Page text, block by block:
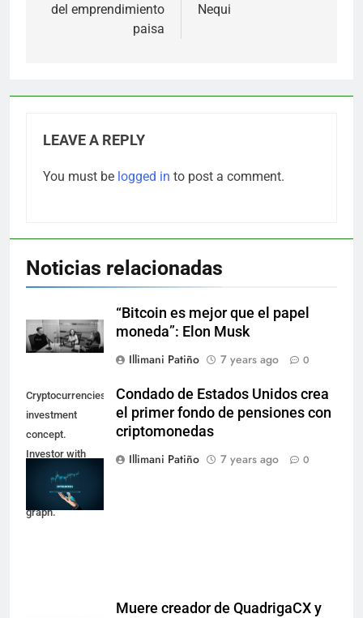
del emprendimiento
paisa
Nequi
LEAVE A REPLY
You must be logged in to post a comment.
Noticias relacionadas
“Bitcoin es mejor que el papel
moneda”: Elon Musk
Illimani Patiño
7 years ago 0
Cryptocurrencies
investment
concept.
Investor with
digital tablet and
virtual tradeview
graph.
Condado de Estados Unidos crea
el primer fondo de pensiones con
criptomonedas
Illimani Patiño
7 years ago 0
Muere creador de QuadrigaCX y